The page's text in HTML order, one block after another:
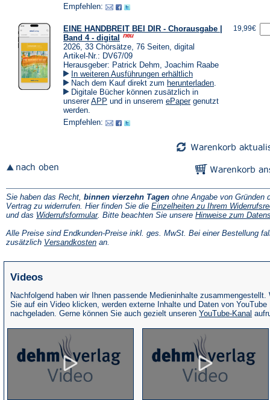
Empfehlen:
EINE HANDBREIT BEI DIR - Chorausgabe |
Band 4 - digital
2026, 33 Chörsätze, 76 Seiten, digital
Artikel-Nr.: DV67/09
Herausgeber: Patrick Dehm, Joachim Raabe
In weiteren Ausführungen erhältlich
Nach dem Kauf direkt zum herunterladen(Öffnet
einem
.
Digitale Bücher können zusätzlich in
unsererAPP (Öffnet
neuen
und in unserem ePaper(Öffnet
genutzt
werden.
Empfehlen:
19,99€
Sie haben das Recht, binnen vierzehn Tagen ohne Angabe von Gründen
Vertrag zu widerrufen. Hier finden Sie die Einzelheiten zu Ihrem
und das Widerrufsformular(Öffnet
einem
neuen
. Bitte beachten Sie unsere Hinweise zum
Alle Preise sind Endkunden-Preise inkl. ges. MwSt. Bei einer Bestellung
zusätzlich Versandkosten(Öffnet
an.
Videos
Nachfolgend haben wir Ihnen passende Medieninhalte zusammengestellt.
Sie auf ein Video klicken, werden externe Inhalte und Daten von YouTube
nachgeladen. Gerne können Sie auch gezielt unseren YouTube-Kanal